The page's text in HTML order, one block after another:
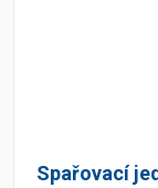
Spařovací